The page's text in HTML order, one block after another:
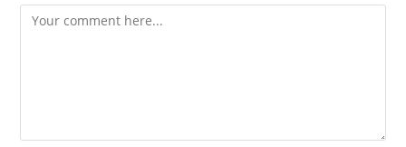
Comment